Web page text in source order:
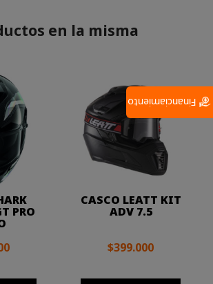
en la misma
PRO
CASCO LEATT KIT
ADV 7.5
$399.000
Financiamiento